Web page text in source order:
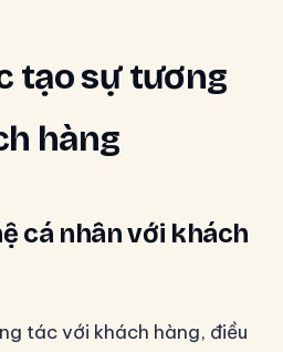
tạo sự tương
hàng
cá nhân với khách
tác với khách hàng, điều